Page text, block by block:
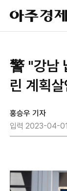
아
주
경
警 "강남
린 계획
홍승우 기자
입력 2023-04-